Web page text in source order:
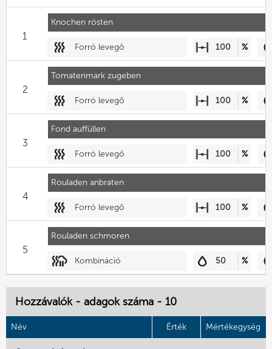
Knochen rösten
1
Forró levegő 100 %
Tomatenmark zugeben
2
Forró levegő 100 %
Fond auffüllen
3
Forró levegő 100 %
Rouladen anbraten
4
Forró levegő 100 %
Rouladen schmoren
5
Kombináció 50 %
Hozzávalók - adagok száma - 10
Név Érték Mértékegység